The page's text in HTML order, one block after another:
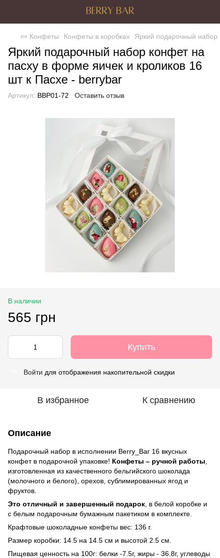
🍬 Конфеты Конфеты в коробках Яркий подарочный набор
Яркий подарочный набор конфет на
пасху в форме яичек и кроликов 16
шт к Пасхе - berrybar
Артикул: BBP01-72 Оставить отзыв
В наличии
565 грн
Купить
Войти для отображения накопительной скидки
В избранное К сравнению
Описание
Подарочный набор в исполнении Berry_Bar 16 вкусных
конфет в подарочной упаковке! Конфеты – ручной работы
изготовленная из качественного бельгийского шоколада
(молочного и белого), орехов, сублимированных ягод и
фруктов.
Это отличный и завершенный подарок , в белой коробке и
с белым подарочным бумажным пакетиком в комплекте.
Крафтовые шоколадные конфеты вес: 136 г.
Размер коробки: 14.5 на 14.5 см и высотой 2.5 см.
Пищевая ценность на 100г: белки -7.5г, жиры - 36.8г, углеводы